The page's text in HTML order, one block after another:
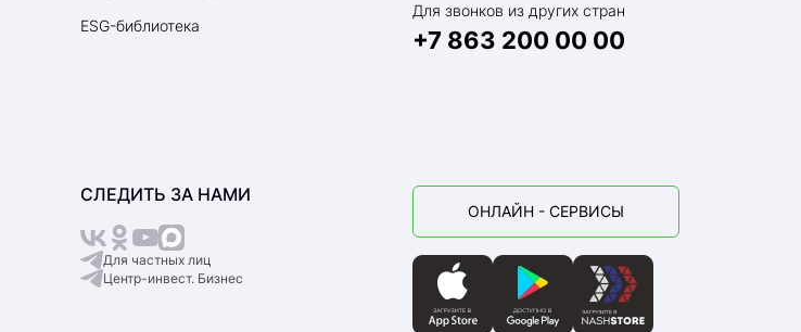
ESG-библиотека
СЛЕДИТЬ ЗА НАМИ
Для частных лиц
Центр-инвест. Бизнес
Для звонков из других стран
+7 863 200 00 00
ОНЛАЙН - СЕРВИСЫ